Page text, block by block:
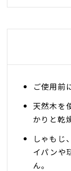
ご使用前
天然木を
かりと乾
しゃもじ
イパンや
ん。